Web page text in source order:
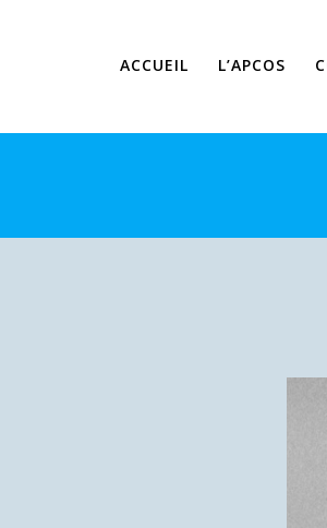
ACCUEIL L’APCOS